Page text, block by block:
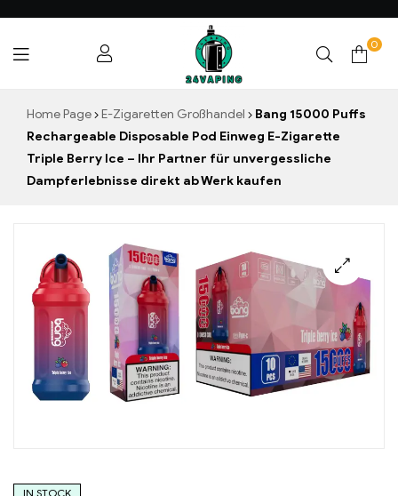
24VAPING.COM
0
Home Page E-Zigaretten Großhandel
Bang 15000 Puffs
Rechargeable Disposable Pod Einweg E-Zigarette
Triple Berry Ice – Ihr Partner für unvergessliche
Dampferlebnisse direkt ab Werk kaufen
IN STOCK